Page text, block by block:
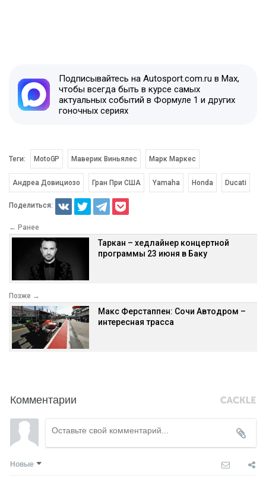
Подписывайтесь на Autosport.com.ru в Max,
чтобы всегда быть в курсе самых
актуальных событий в Формуле 1 и других
гоночных сериях
Теги: MotoGP Маверик Виньялес Марк Маркес
Андреа Довициозо Гран При США Yamaha Honda Ducati
Поделиться:
← Ранее
Таркан – хедлайнер концертной
программы 23 июня в Баку
Позже →
Макс Ферстаппен: Сочи Автодром –
интересная трасса
Комментарии
Новые